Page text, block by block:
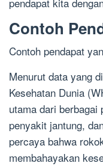
Contoh
Contoh pendapat
Menurut data yang
Kesehatan Dunia
utama dari
penyakit jantung,
percaya bahwa
membahayakan